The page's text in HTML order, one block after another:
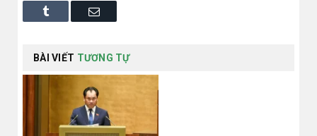
Tumblr Email
BÀI VIẾT TƯƠNG TỰ